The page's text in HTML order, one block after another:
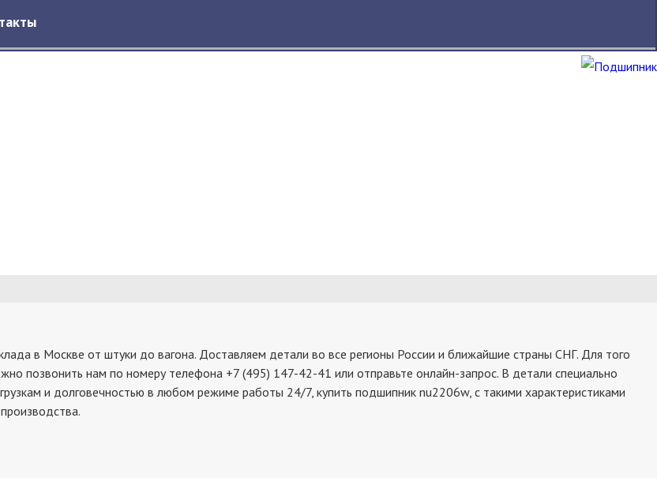
в Москве от штуки до вагона. Доставляем детали во все регионы России и ближайшие страны СНГ. Для того
позвонить нам по номеру телефона +7 (495) 147-42-41 или отправьте онлайн-запрос. В детали специально
и долговечностью в любом режиме работы 24/7, купить подшипник nu2206w, с такими характеристиками